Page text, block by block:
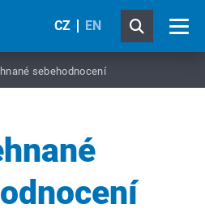
CZ EN
sebehodnocení